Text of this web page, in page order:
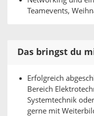
Teamevents,
Das bringst du
Erfolgreich
Bereich
Systemtechnik
gerne mit